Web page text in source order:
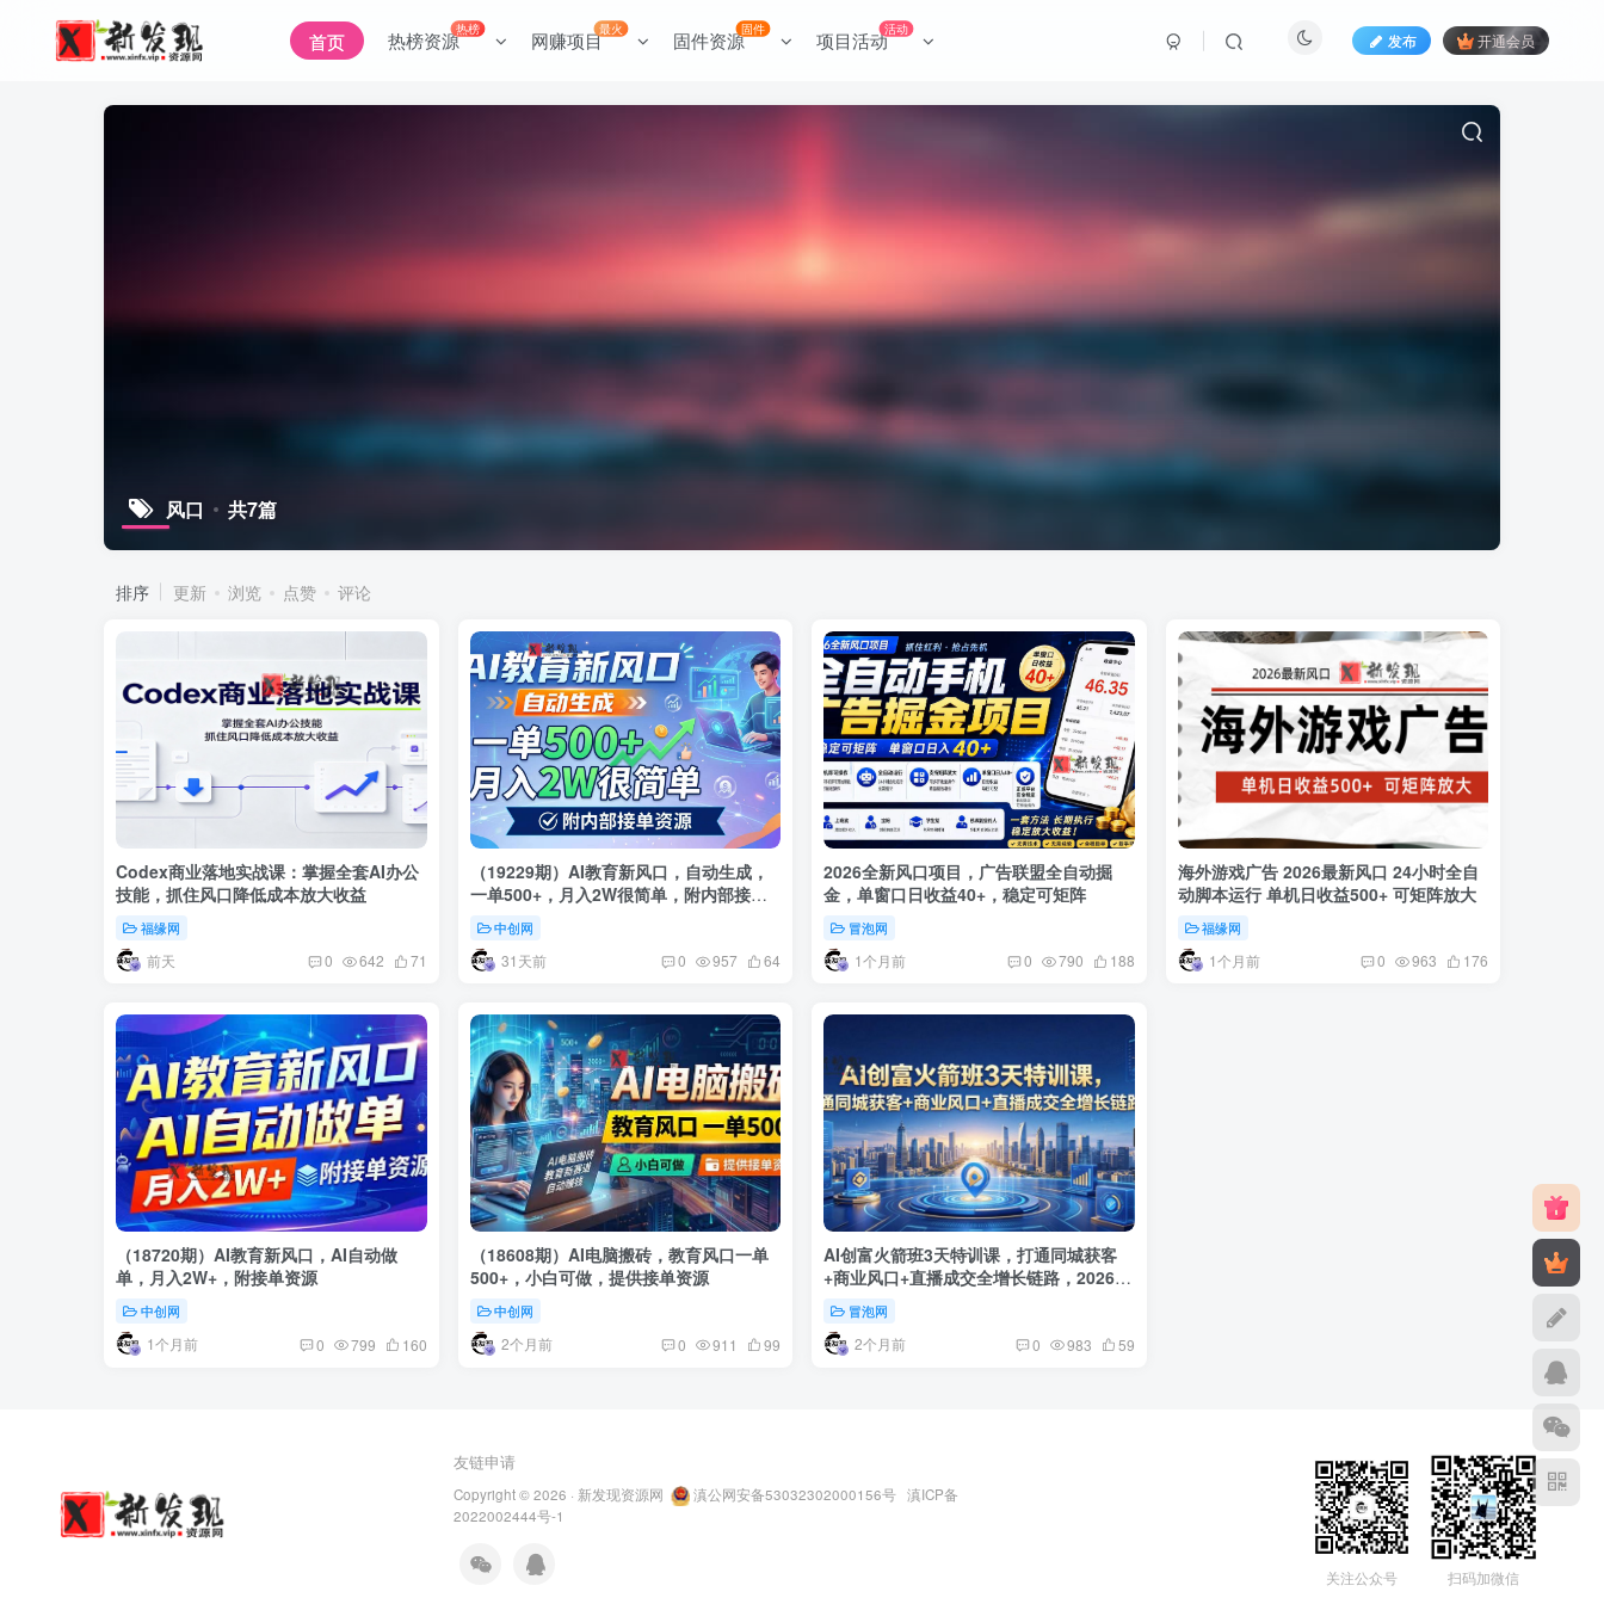
首页 热榜资源热榜 网赚项目最火 固件资源固件 项目活动活动
发布 开通会员
风口 共7篇
排序 更新 浏览 点赞 评论
Codex商业落地实战课：掌握全套AI办公
技能，抓住风口降低成本放大收益
福缘网
前天 0 642 71
（19229期）AI教育新风口，自动生成，
一单500+，月入2W很简单，附内部接单
资源中创网
31天前 0 957 64
2026全新风口项目，广告联盟全自动掘
金，单窗口日收益40+，稳定可矩阵
冒泡网
1个月前 0 790 188
海外游戏广告 2026最新风口 24小时全自
动脚本运行 单机日收益500+ 可矩阵放大
福缘网
1个月前 0 963 176
（18720期）AI教育新风口，AI自动做
单，月入2W+，附接单资源
中创网
1个月前 0 799 160
（18608期）AI电脑搬砖，教育风口一单
500+，小白可做，提供接单资源
中创网
2个月前 0 911 99
AI创富火箭班3天特训课，打通同城获客
+商业风口+直播成交全增长链路，2026年
4月新课
冒泡网
2个月前 0 983 59
友链申请
Copyright © 2026 · 新发现资源网 滇公网安备53032302000156号 滇ICP备
2022002444号-1
关注公众号 扫码加微信